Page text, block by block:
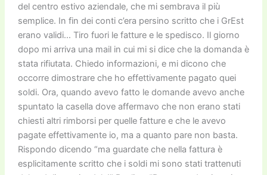
del centro estivo aziendale, che mi sembrava il più
semplice. In fin dei conti c’era persino scritto che i GrEst
erano validi… Tiro fuori le fatture e le spedisco. Il giorno
dopo mi arriva una mail in cui mi si dice che la domanda è
stata rifiutata. Chiedo informazioni, e mi dicono che
occorre dimostrare che ho effettivamente pagato quei
soldi. Ora, quando avevo fatto le domande avevo anche
spuntato la casella dove affermavo che non erano stati
chiesti altri rimborsi per quelle fatture e che le avevo
pagate effettivamente io, ma a quanto pare non basta.
Rispondo dicendo “ma guardate che nella fattura è
esplicitamente scritto che i soldi mi sono stati trattenuti